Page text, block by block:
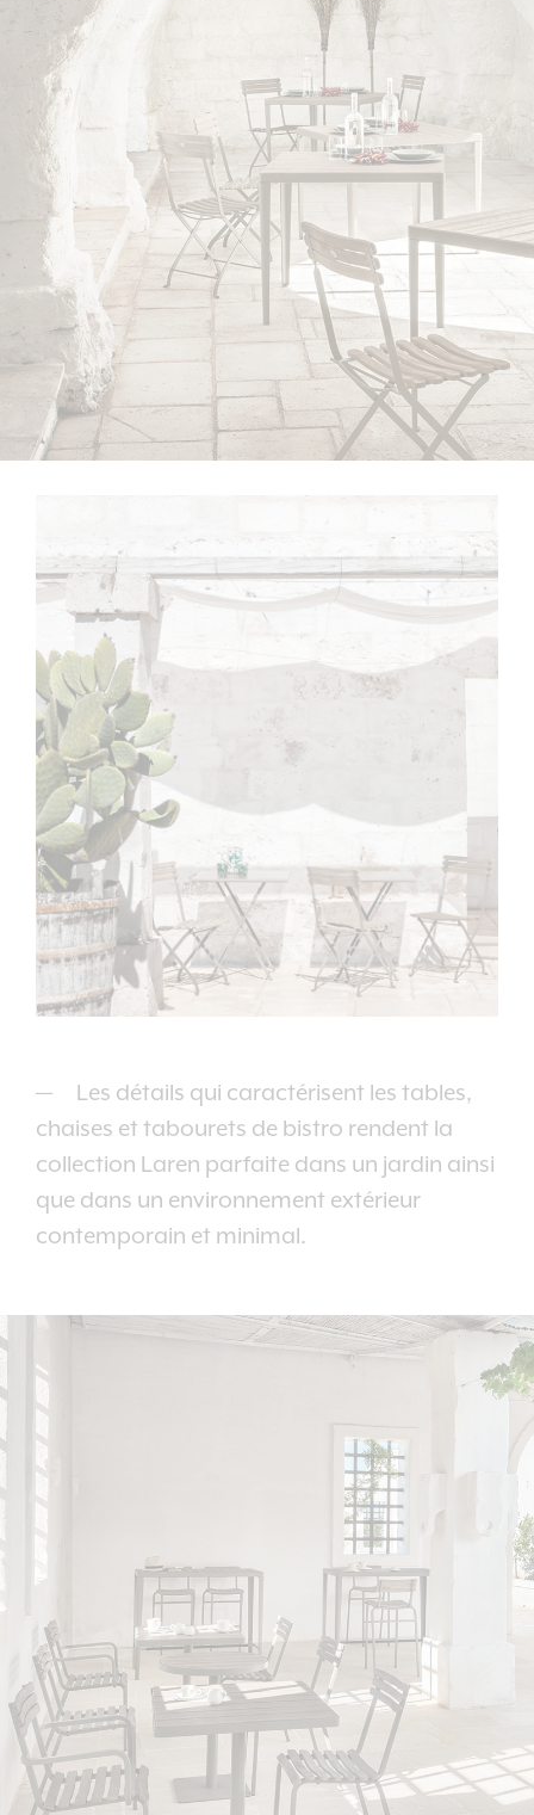
Les détails qui caractérisent les tables,
chaises et tabourets de bistro rendent la
collection Laren parfaite dans un jardin ainsi
que dans un environnement extérieur
contemporain et minimal.